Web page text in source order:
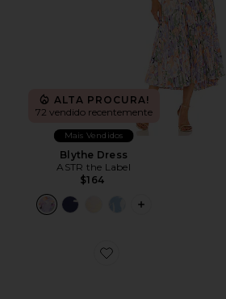
ALTA PROCURA!
72 vendido recentemente
Mais Vendidos
Blythe Dress
ASTR the Label
$164
PLUS ICON
Favorite Cloud 6 Sneaker